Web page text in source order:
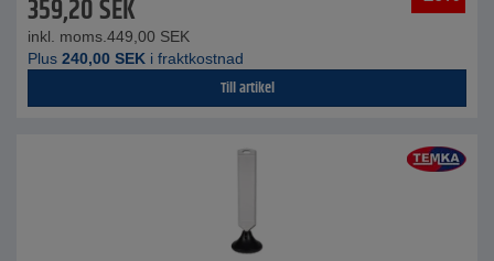
359,20SEK
inkl. moms. 449,00 SEK
Plus 240,00 SEK i fraktkostnad
Till artikel